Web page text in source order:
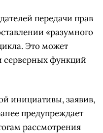
передачи прав
«разумного
Это может
серверных функций
инициативы, заявив,
предупреждает
рассмотрения